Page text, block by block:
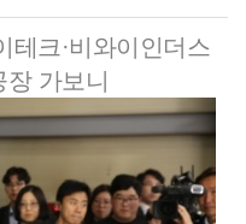
테크·비와이인더스
가보니